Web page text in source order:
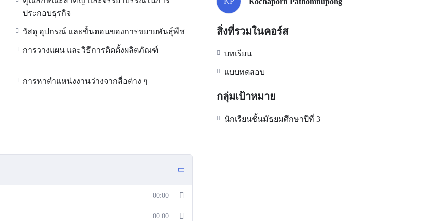
ประกอบธุรกิจ
วัสดุ อุปกรณ์ และขั้นตอนของการขยายพันธุ์พืช
การวางแผน และวิธีการติดตั้งผลิตภัณฑ์
การหาตำแหน่งงานว่างจากสื่อต่าง ๆ
00:00
00:00
สิ่งที่รวมในคอร์ส
บทเรียน
แบบทดสอบ
กลุ่มเป้าหมาย
นักเรียนชั้นมัธยมศึกษาปีที่ 3